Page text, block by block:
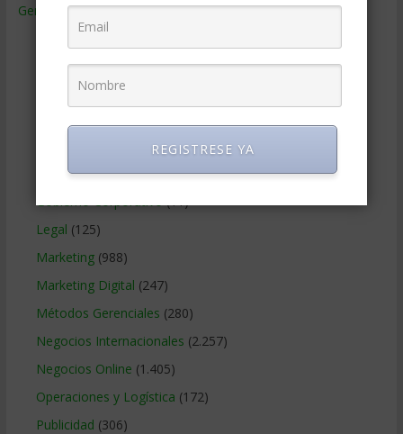
Gerencia(9.477)
Ciencias Económicas
Contabilidad(466)
Educacion Gerencial
Finanzas Corporativas(748)
Gerencia social y ambiental(223)
Gobierno Corporativo(11)
Legal (125)
Marketing(988)
Marketing Digital (247)
Métodos Gerenciales (280)
Negocios Internacionales (2.257)
Negocios Online (1.405)
Operaciones y Logística (172)
Publicidad (306)
REGISTRESE YA